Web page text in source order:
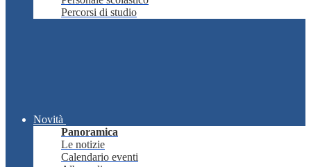
Percorsi di studio
Novità
Panoramica
Le notizie
Calendario eventi